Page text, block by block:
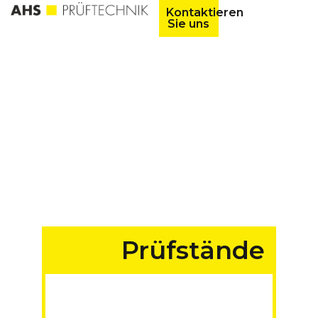
Kontaktieren
Sie uns
Prüfstände